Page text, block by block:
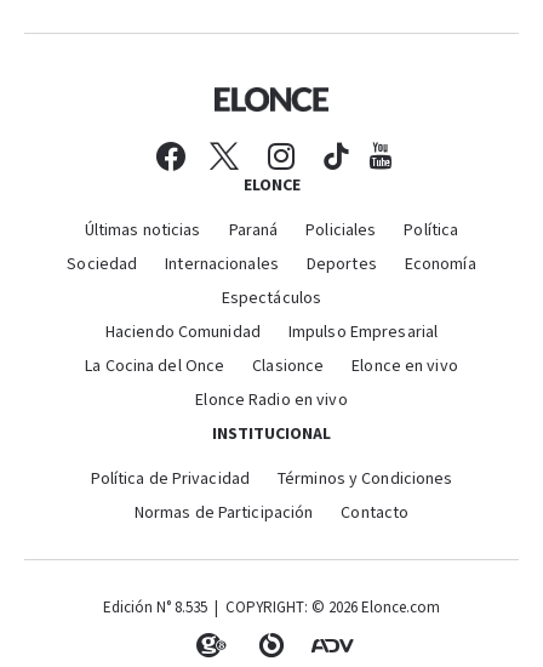
ELONCE
Últimas noticias Paraná Policiales
Política
Sociedad
Internacionales Deportes
Economía
Espectáculos
Haciendo Comunidad
Impulso Empresarial
La Cocina del Once
Clasionce
Elonce en vivo
Elonce Radio en vivo
INSTITUCIONAL
Política de Privacidad
Términos y Condiciones
Normas de Participación
Contacto
Edición N° 8.535 | COPYRIGHT: © 2026 Elonce.com